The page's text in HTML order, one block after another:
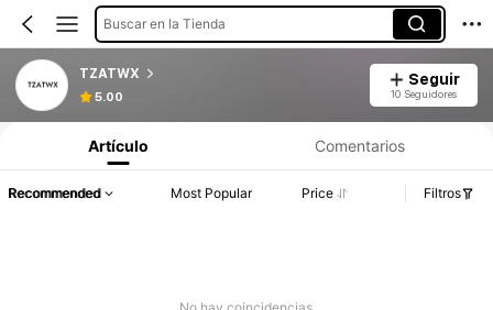
Buscar en la Tienda
TZATWX
5.00
Seguir
10 Seguidores
Artículo Comentarios
Recommended Most Popular Price Filtros